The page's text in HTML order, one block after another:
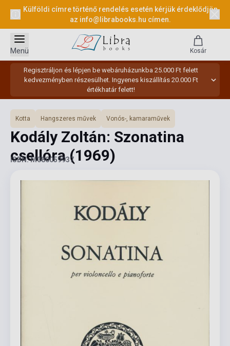
Külföldi címre történő rendelés esetén kérjük érdeklődjön
az info@librabooks.hu címen.
Regisztráljon és lépjen be webáruházunkba 25.000 Ft felett
kedvezményben részesülhet. Ingyenes kiszállítás 20.000 Ft
értékhatár felett!
Menü Kosár
Kotta Hangszeres művek Vonós-, kamaraművek
Kodály Zoltán: Szonatina
csellóra(1969)
ISBN: M080059937